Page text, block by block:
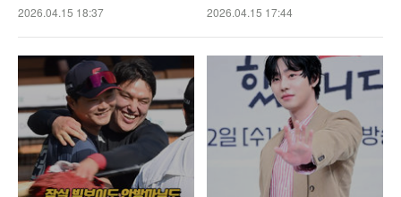
2026.04.15 18:37 2026.04.15 17:44